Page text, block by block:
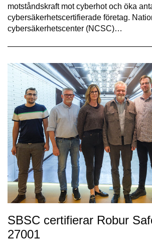
motståndskraft mot cyberhot och öka
cybersäkerhetscertifierade företag.
cybersäkerhetscenter (NCSC)…
SBSC certifierar Robur
27001